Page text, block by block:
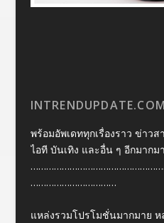
INTRENDUPDATE.COM
พร้อมอัพเดททุกเรื่องราว ข่าว
ไอที บันเทิง และอื่น ๆ อีกมากม
……………………………
แหล่งรวมโปรโมชั่นมากมาย